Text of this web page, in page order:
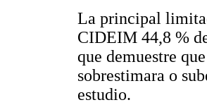
La principal
CIDEIM 44,8 %
que demuestre
sobrestimara o
estudio.